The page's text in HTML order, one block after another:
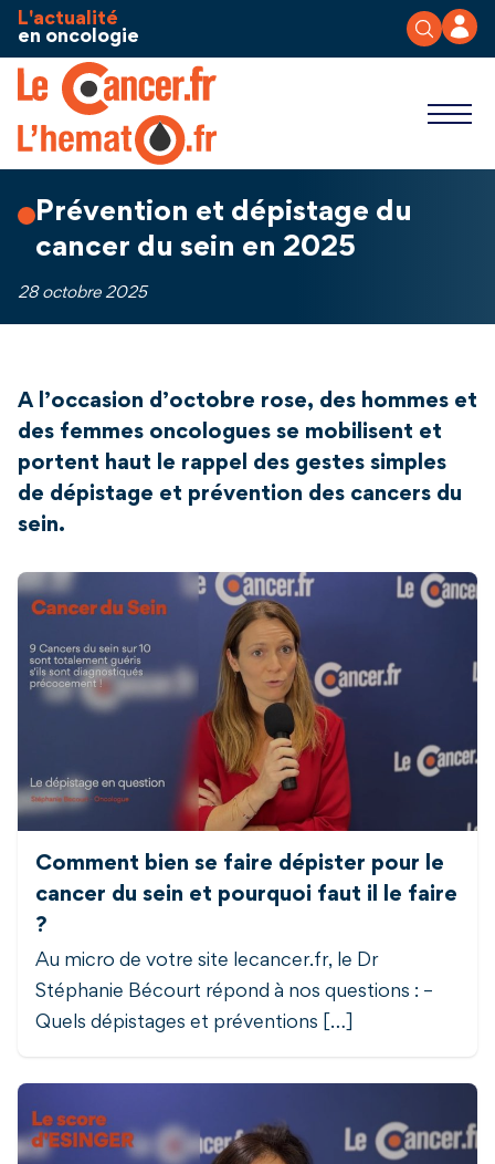
Aller au contenu
L'actualité
en oncologie
Prévention et dépistage du
cancer du sein en 2025
28 octobre 2025
A l’occasion d’octobre rose, des hommes et
des femmes oncologues se mobilisent et
portent haut le rappel des gestes simples
de dépistage et prévention des cancers du
sein.
Comment bien se faire dépister pour le
cancer du sein et pourquoi faut il le faire
?
Au micro de votre site lecancer.fr, le Dr
Stéphanie Bécourt répond à nos questions : –
Quels dépistages et préventions […]
Panneau de gestion des cookies